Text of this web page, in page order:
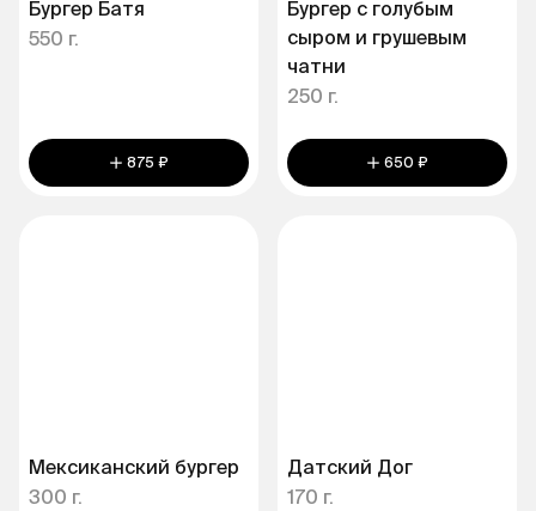
Бургер Батя
550 г.
875 ₽
Бургер с голубым
сыром и грушевым
чатни
250 г.
650 ₽
Мексиканский бургер
300 г.
Датский Дог
170 г.